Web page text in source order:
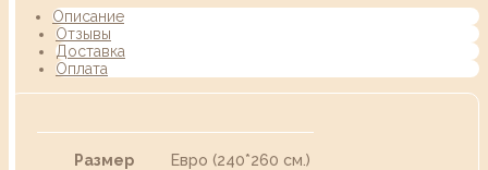
Описание
Отзывы
Доставка
Оплата
Размер Евро (240*260 см.)